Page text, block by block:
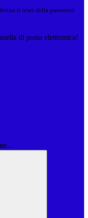
il reset della password
di posta elettronica!